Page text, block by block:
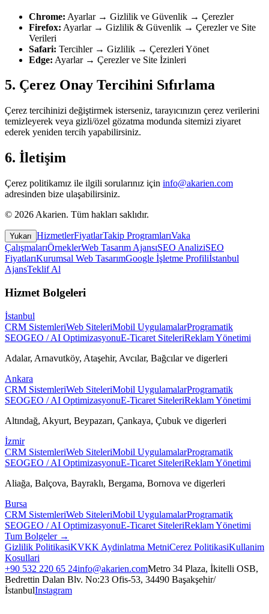
Chrome: Ayarlar → Gizlilik ve Güvenlik → Çerezler
Firefox: Ayarlar → Gizlilik & Güvenlik → Çerezler ve Site
Verileri
Safari: Tercihler → Gizlilik → Çerezleri Yönet
Edge: Ayarlar → Çerezler ve Site İzinleri
5. Çerez Onay Tercihini Sıfırlama
Çerez tercihinizi değiştirmek isterseniz, tarayıcınızın çerez verilerini
temizleyerek veya gizli/özel gözatma modunda sitemizi ziyaret
ederek yeniden tercih yapabilirsiniz.
6. İletişim
Çerez politikamız ile ilgili sorularınız için info@akarien.com
adresinden bize ulaşabilirsiniz.
© 2026 Akarien. Tüm hakları saklıdır.
Yukarı HizmetlerFiyatlarTakip ProgramlarıVaka
ÇalışmalarıÖrneklerWeb Tasarım AjansıSEO AnaliziSEO
FiyatlarıKurumsal Web TasarımGoogle İşletme Profiliİstanbul
AjansTeklif Al
Hizmet Bolgeleri
İstanbul
CRM SistemleriWeb SiteleriMobil UygulamalarProgramatik
SEOGEO / AI OptimizasyonuE-Ticaret SiteleriReklam Yönetimi
Adalar, Arnavutköy, Ataşehir, Avcılar, Bağcılarve digerleri
Ankara
CRM SistemleriWeb SiteleriMobil UygulamalarProgramatik
SEOGEO / AI OptimizasyonuE-Ticaret SiteleriReklam Yönetimi
Altındağ, Akyurt, Beypazarı, Çankaya, Çubuk ve digerleri
İzmir
CRM SistemleriWeb SiteleriMobil UygulamalarProgramatik
SEOGEO / AI OptimizasyonuE-Ticaret SiteleriReklam Yönetimi
Aliağa, Balçova, Bayraklı, Bergama, Bornova ve digerleri
Bursa
CRM SistemleriWeb SiteleriMobil UygulamalarProgramatik
SEOGEO / AI OptimizasyonuE-Ticaret SiteleriReklam Yönetimi
Tum Bolgeler →
Gizlilik PolitikasiKVKK Aydinlatma MetniCerez PolitikasiKullanim
Kosullari
+90 532 220 65 24info@akarien.comMetro 34 Plaza, İkitelli OSB,
Bedrettin Dalan Blv. No:23 Ofis-53, 34490 Başakşehir/
İstanbulInstagram